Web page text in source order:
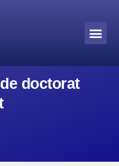
doctorat